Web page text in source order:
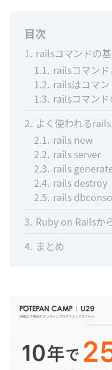
目次
1 railsコマンドの
1.1 railsコマンド
1.2 railsはコマ
1.3 railsコマン
2 よく使われる
2.1 rails new
2.2 rails server
2.3 rails
2.4 rails destroy
2.5 rails
3 Ruby on Railsか
4 まとめ